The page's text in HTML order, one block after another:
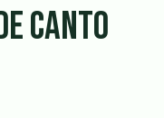
CANTO